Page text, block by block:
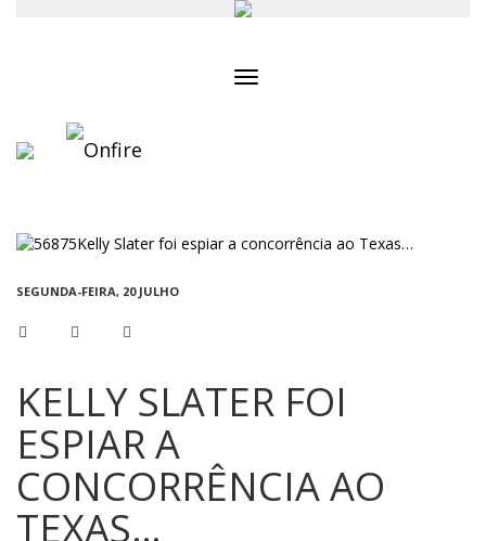
SEGUNDA-FEIRA, 20 JULHO
KELLY SLATER FOI
ESPIAR A
CONCORRÊNCIA AO
TEXAS…